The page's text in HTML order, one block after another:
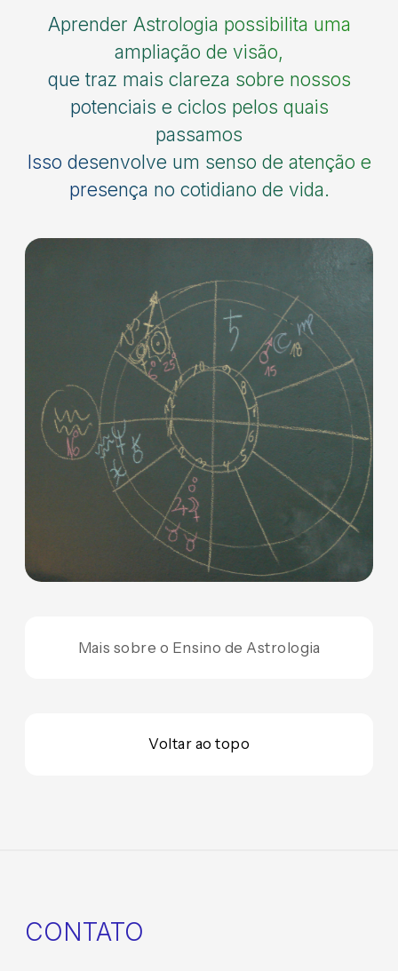
Aprender Astrologia possibilita uma
ampliação de visão,
que traz mais clareza sobre nossos
potenciais e ciclos pelos quais
passamos
Isso desenvolve um senso de atenção e
presença no cotidiano de vida.
Mais sobre o Ensino de Astrologia
Voltar ao topo
CONTATO